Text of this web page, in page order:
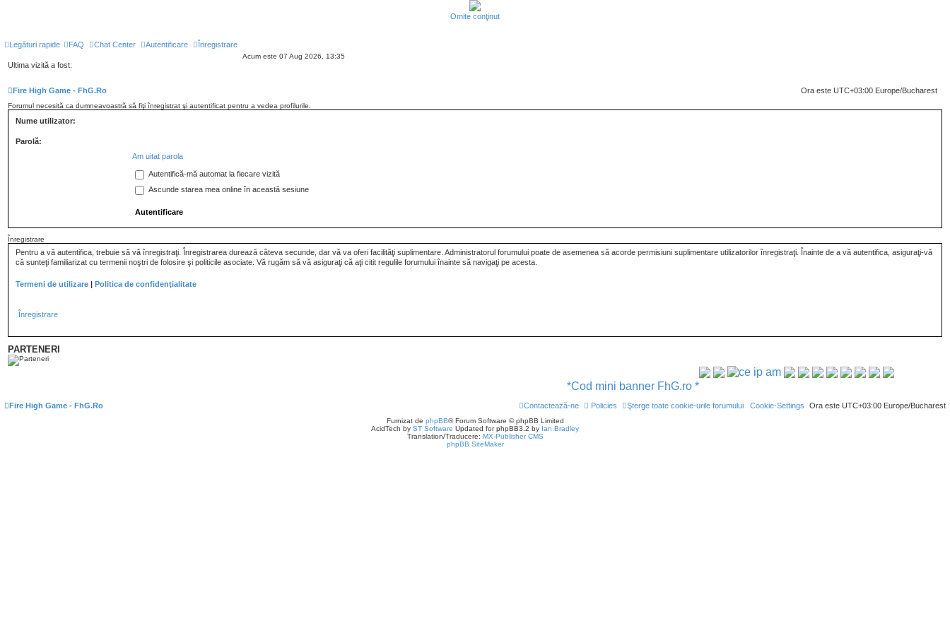
Omite conţinut
Legături rapide FAQ Chat Center Autentificare Înregistrare
Acum este 07 Aug 2026, 13:35
Ultima vizită a fost:
Fire High Game - FhG.Ro Ora este UTC+03:00 Europe/Bucharest
Forumul necesită ca dumneavoastră să fiţi înregistrat şi autentificat pentru a vedea profilurile.
Nume utilizator:
Parolă:
Am uitat parola
Autentifică-mă automat la fiecare vizită
Ascunde starea mea online în această sesiune
Înregistrare
Pentru a vă autentifica, trebuie să vă înregistraţi. Înregistrarea durează câteva secunde, dar vă va oferi facilităţi suplimentare. Administratorul forumului poate de asemenea să acorde permisiuni suplimentare utilizatorilor înregistraţi. Înainte de a vă autentifica, asiguraţi-vă
că sunteţi familiarizat cu termenii noştri de folosire şi politicile asociate. Vă rugăm să vă asiguraţi că aţi citit regulile forumului înainte să navigaţi pe acesta.
Termeni de utilizare | Politica de confidenţialitate
Înregistrare
PARTENERI
*Cod mini banner FhG.ro *
Fire High Game - FhG.Ro Ora este UTC+03:00 Europe/Bucharest
Cookie-Settings
Şterge toate cookie-urile forumului
Policies
Contactează-ne
Furnizat de phpBB® Forum Software © phpBB Limited
AcidTech by ST Software Updated for phpBB3.2 by Ian Bradley
Translation/Traducere: MX-Publisher CMS
phpBB SiteMaker